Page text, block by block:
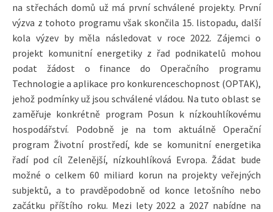
na střechách domů už má první schválené projekty. První
výzva z tohoto programu však skončila 15. listopadu, další
kola výzev by měla následovat v roce 2022. Zájemci o
projekt komunitní energetiky z řad podnikatelů mohou
podat žádost o finance do Operačního programu
Technologie a aplikace pro konkurenceschopnost (OPTAK),
jehož podmínky už jsou schválené vládou. Na tuto oblast se
zaměřuje konkrétně program Posun k nízkouhlíkovému
hospodářství. Podobně je na tom aktuálně Operační
program Životní prostředí, kde se komunitní energetika
řadí pod cíl Zelenější, nízkouhlíková Evropa. Žádat bude
možné o celkem 60 miliard korun na projekty veřejných
subjektů, a to pravděpodobně od konce letošního nebo
začátku příštího roku. Mezi lety 2022 a 2027 nabídne na